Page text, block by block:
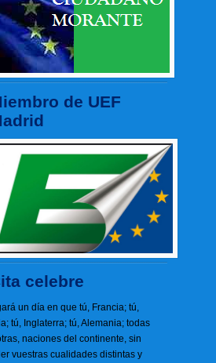
de UEF
celebre
un día en que tú, Francia; tú,
tú, Inglaterra; tú, Alemania; todas
naciones del continente, sin
vuestras cualidades distintas y